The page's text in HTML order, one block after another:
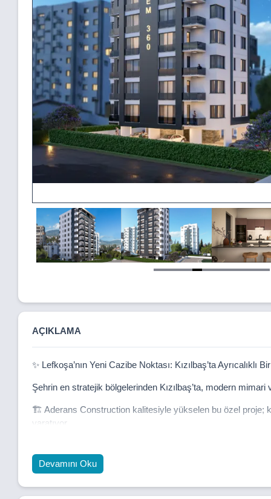
12
AÇIKLAMA
✨ Lefkoşa’nın Yeni Cazibe Noktası: Kızılbaş’ta Ayrıcalıklı
Şehrin en stratejik bölgelerinden Kızılbaş’ta, modern
🏗️ Aderans Construction kalitesiyle yükselen bu özel proje;
yaratıyor.
📍 Şehir merkezinin tam kalbinde prestijli konum
🛣️ Ana yollara ve sosyal yaşam noktalarına dakikalar içinde
Devamını Oku